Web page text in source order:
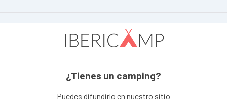
¿Tienes un camping?
Puedes difundirlo en nuestro sitio